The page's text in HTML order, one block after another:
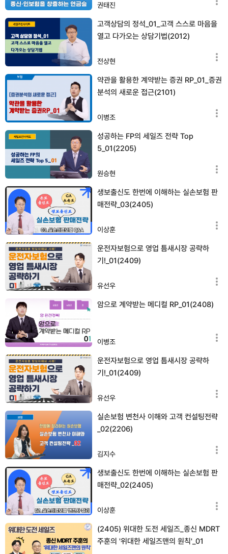
권태진
고객상담의 정석_01_고객 스스로 마음을
열고 다가오는 상담기법(2012)
전상현
약관을 활용한 계약받는 증권 RP_01_증권
분석의 새로운 접근(2101)
이병조
성공하는 FP의 세일즈 전략 Top
5_01(2205)
원승현
생보출신도 한번에 이해하는 실손보험 판
매전략_03(2405)
이상훈
운전자보험으로 영업 틈새시장 공략하
기!_01(2409)
유선우
암으로 계약받는 메디컬 RP_01(2408)
이병조
운전자보험으로 영업 틈새시장 공략하
기!_01(2409)
유선우
실손보험 변천사 이해와 고객 컨설팅전략
_02(2206)
김지수
생보출신도 한번에 이해하는 실손보험 판
매전략_02(2405)
이상훈
(2405) 위대한 도전 세일즈_종신 MDRT
주훈의 '위대한 세일즈맨의 원칙'_01